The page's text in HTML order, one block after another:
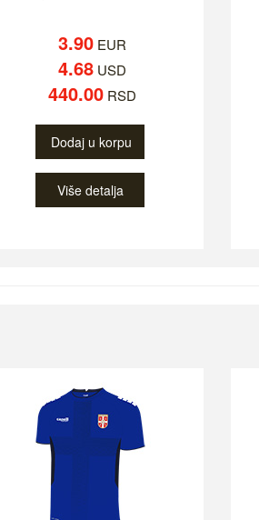
3.90 EUR
4.68 USD
440.00 RSD
Dodaj u korpu
Više detalja